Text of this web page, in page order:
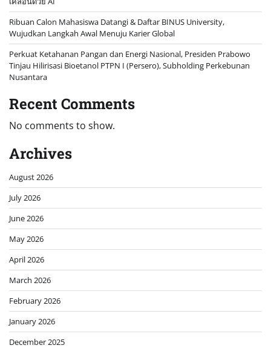
Ribuan Calon Mahasiswa Datangi & Daftar BINUS University,
Wujudkan Langkah Awal Menuju Karier Global
Perkuat Ketahanan Pangan dan Energi Nasional, Presiden Prabowo
Tinjau Hilirisasi Bioetanol PTPN I (Persero), Subholding Perkebunan
Nusantara
Recent Comments
No comments to show.
Archives
August 2026
July 2026
June 2026
May 2026
April 2026
March 2026
February 2026
January 2026
December 2025